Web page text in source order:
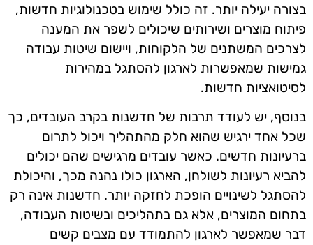
בצורה יעילה יותר. זה כולל שימוש בטכנולוגיות חדשות,
פיתוח מוצרים ושירותים שיכולים לשפר את המענה
לצרכים המשתנים של הלקוחות, ויישום שיטות עבודה
גמישות שמאפשרות לארגון להסתגל במהירות
לסיטואציות חדשות.
בנוסף, יש לעודד תרבות של חדשנות בקרב העובדים, כך
שכל אחד ירגיש שהוא חלק מהתהליך ויכול לתרום
ברעיונות חדשים. כאשר עובדים מרגישים שהם יכולים
להביא רעיונות לשולחן, הארגון כולו נהנה מכך, והיכולת
להסתגל לשינויים הופכת לחזקה יותר. חדשנות אינה רק
בתחום המוצרים, אלא גם בתהליכים ובשיטות העבודה,
דבר שמאפשר לארגון להתמודד עם מצבים קשים